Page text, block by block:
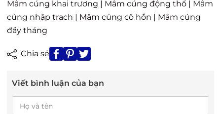
Mâm cúng khai trương | Mâm cúng động thổ | Mâm
cúng nhập trạch | Mâm cúng cô hồn | Mâm cúng
đầy tháng
Chia sẻ
Viết bình luận của bạn